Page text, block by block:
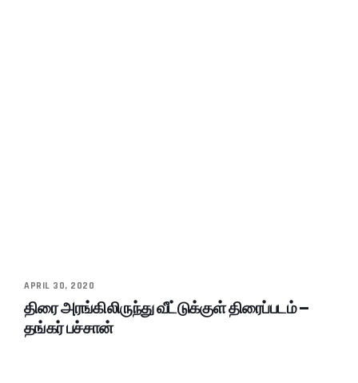
APRIL 30, 2020
திரை அரங்கிலிருந்து வீட்டுக்குள் திரைப்படம் –
தங்கர் பச்சான்